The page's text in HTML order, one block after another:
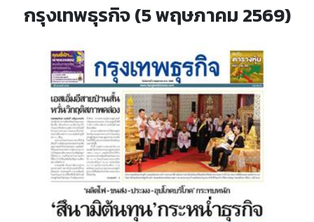
กรุงเทพธุรกิจ (5 พฤษภาคม 2569)